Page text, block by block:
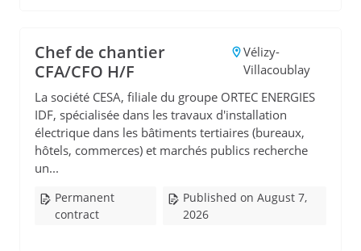
Chef de chantier
CFA/CFO H/F
Vélizy-
Villacoublay
La société CESA, filiale du groupe ORTEC ENERGIES
IDF, spécialisée dans les travaux d'installation
électrique dans les bâtiments tertiaires (bureaux,
hôtels, commerces) et marchés publics recherche
un...
Permanent
contract
Published on August 7,
2026